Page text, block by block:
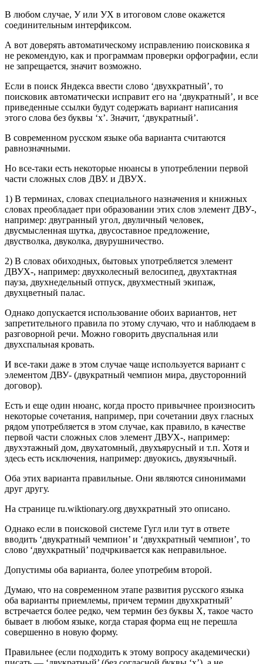
В любом случае, У или УХ в итоговом слове окажется
соединительным интерфиксом.
А вот доверять автоматическому исправлению поисковика я
не рекомендую, как и программам проверки орфографии, если
не запрещается, значит возможно.
Если в поиск Яндекса ввести слово ‘двухкратный’, то
поисковик автоматически исправит его на ‘двукратный’, и все
приведенные ссылки будут содержать вариант написания
этого слова без буквы ‘х’. Значит, ‘двукратный’.
В современном русском языке оба варианта считаются
равнозначными.
Но все-таки есть некоторые нюансы в употреблении первой
части сложных слов ДВУ. и ДВУХ.
1) В терминах, словах специального назначения и книжных
словах преобладает при образовании этих слов элемент ДВУ-,
например: двугранный угол, двуличный человек,
двусмысленная шутка, двусоставное предложение,
двустволка, двуколка, двурушничество.
2) В словах обиходных, бытовых употребляется элемент
ДВУХ-, например: двухколесный велосипед, двухтактная
пауза, двухнедельный отпуск, двухместный экипаж,
двухцветный палас.
Однако допускается использование обоих вариантов, нет
запретительного правила по этому случаю, что и наблюдаем в
разговорной речи. Можно говорить двуспальная или
двухспальная кровать.
И все-таки даже в этом случае чаще используется вариант с
элементом ДВУ- (двукратный чемпион мира, двусторонний
договор).
Есть и еще один нюанс, когда просто привычнее произносить
некоторые сочетания, например, при сочетании двух гласных
рядом употребляется в этом случае, как правило, в качестве
первой части сложных слов элемент ДВУХ-, например:
двухэтажный дом, двухатомный, двухъярусный и т.п. Хотя и
здесь есть исключения, например: двуокись, двуязычный.
Оба этих варианта правильные. Они являются синонимами
друг другу.
На странице ru.wiktionary.org двухкратный это описано.
Однако если в поисковой системе Гугл или тут в ответе
вводить ‘двукратный чемпион’ и ‘двухкратный чемпион’, то
слово ‘двухкратный’ подчркивается как неправильное.
Допустимы оба варианта, более употребим второй.
Думаю, что на современном этапе развития русского языка
оба варианты приемлемы, причем термин двухкратный’
встречается более редко, чем термин без буквы Х, такое часто
бывает в любом языке, когда старая форма ещ не перешла
совершенно в новую форму.
Правильнее (если подходить к этому вопросу академически)